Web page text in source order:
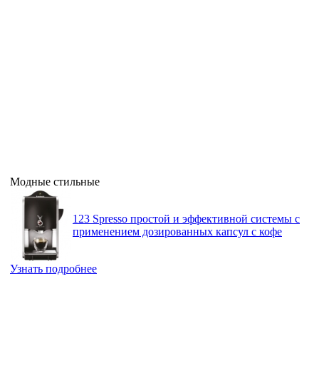
Модные стильные
123 Spresso простой и эффективной системы с
применением дозированных капсул с кофе
Узнать подробнее